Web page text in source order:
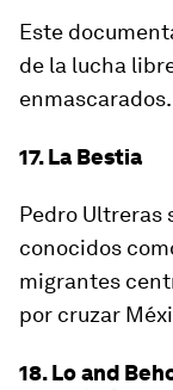
Este
de la lucha
enmascarados.
17. La Bestia
Pedro Ultreras
conocidos
migrantes
por cruzar
18. Lo and